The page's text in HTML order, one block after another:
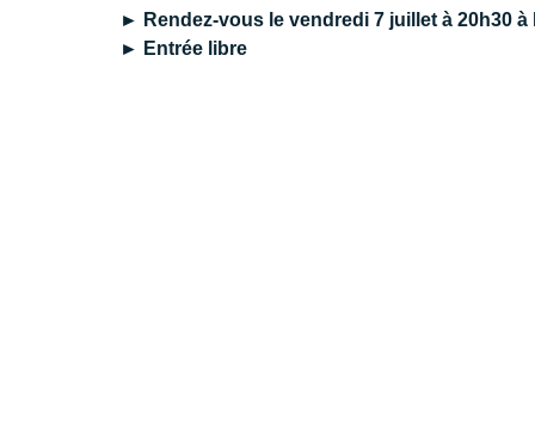
► Rendez-vous le vendredi 7 juillet à 20h30
► Entrée libre